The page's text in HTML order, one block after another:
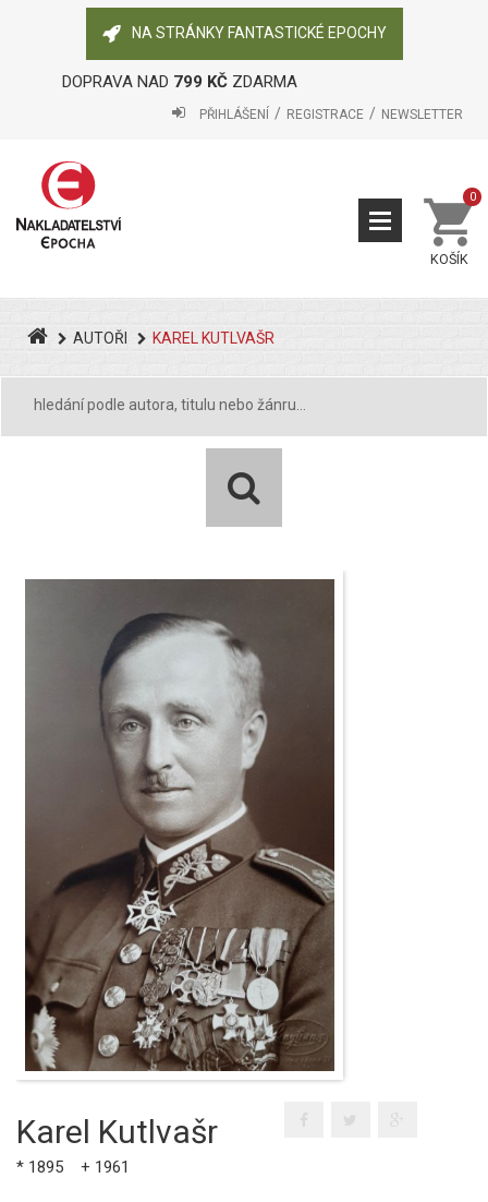
NA STRÁNKY FANTASTICKÉ EPOCHY
DOPRAVA NAD 799 KČZDARMA
PŘIHLÁŠENÍ REGISTRACE NEWSLETTER
KOŠÍK
0
AUTOŘI KAREL KUTLVAŠR
Karel Kutlvašr
* 1895 + 1961